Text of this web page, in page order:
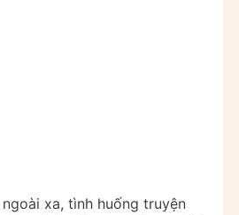
xa, tình huống truyện